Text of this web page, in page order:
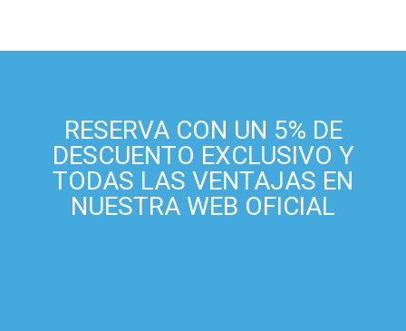
RESERVA CON UN 5% DE
DESCUENTO EXCLUSIVO Y
TODAS LAS VENTAJAS EN
NUESTRA WEB OFICIAL